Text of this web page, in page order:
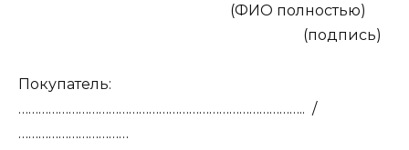
(ФИО полностью)
(подпись)
Покупатель:
………………………………………………………………………….. /
……………………………